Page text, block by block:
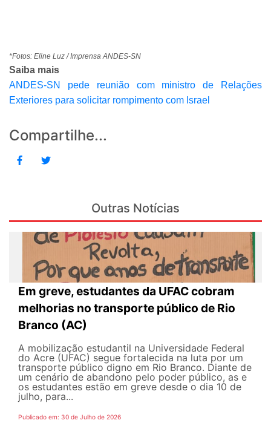
*Fotos: Eline Luz / Imprensa ANDES-SN
Saiba mais
ANDES-SN pede reunião com ministro de Relações
Exteriores para solicitar rompimento com Israel
Compartilhe...
Outras Notícias
Em greve, estudantes da UFAC cobram
melhorias no transporte público de Rio
Branco (AC)
A mobilização estudantil na Universidade Federal
do Acre (UFAC) segue fortalecida na luta por um
transporte público digno em Rio Branco. Diante de
um cenário de abandono pelo poder público, as e
os estudantes estão em greve desde o dia 10 de
julho, para...
Publicado em: 30 de Julho de 2026